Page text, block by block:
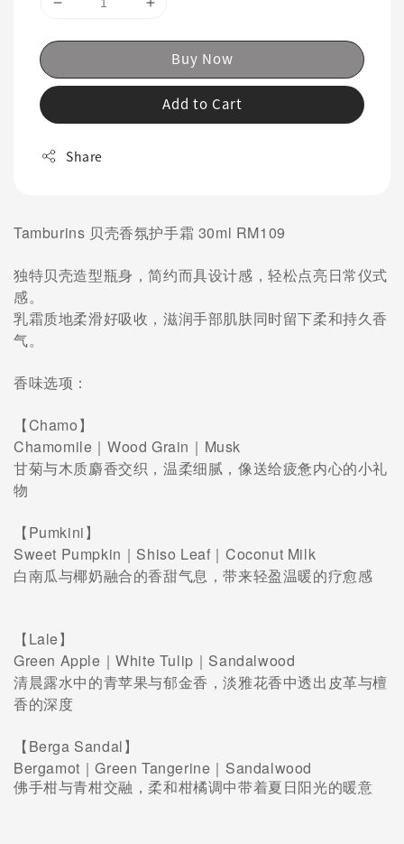
Buy Now
Add to Cart
Share
Tamburins 贝壳香氛护手霜 30ml RM109
独特贝壳造型瓶身，简约而具设计感，轻松点亮日常仪式
感。
乳霜质地柔滑好吸收，滋润手部肌肤同时留下柔和持久香
气。
香味选项：
【Chamo】
Chamomile｜Wood Grain｜Musk
甘菊与木质麝香交织，温柔细腻，像送给疲惫内心的小礼
物
【Pumkini】
Sweet Pumpkin｜Shiso Leaf｜Coconut Milk
白南瓜与椰奶融合的香甜气息，带来轻盈温暖的疗愈感
【Lale】
Green Apple｜White Tulip｜Sandalwood
清晨露水中的青苹果与郁金香，淡雅花香中透出皮革与檀
香的深度
【Berga Sandal】
Bergamot｜Green Tangerine｜Sandalwood
佛手柑与青柑交融，柔和柑橘调中带着夏日阳光的暖意